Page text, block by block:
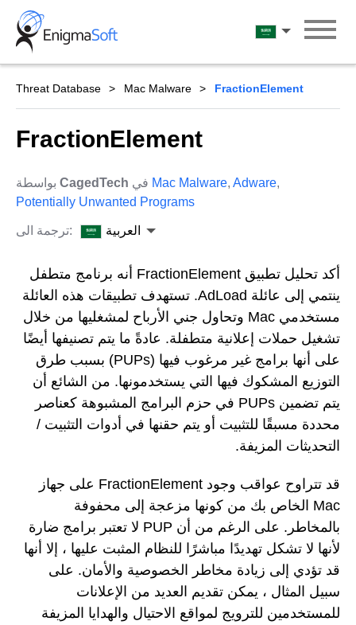
Skip
content
العربية
Threat Database Mac Malware FractionElement
FractionElement
CagedTech Mac Malware, Adware,
Potentially Unwanted Programs
ترجمة الى: العربية
أكد تحليل تطبيق FractionElement أنه برنامج متطفل
ينتمي إلى عائلة AdLoad. تستهدف تطبيقات هذه العائلة
مستخدمي Mac وتحاول جني الأرباح لمشغليها من خلال
تشغيل حملات إعلانية متطفلة. عادةً ما يتم تصنيفها أيضًا
على أنها برامج غير مرغوب فيها (PUPs) بسبب طرق
التوزيع المشكوك فيها التي يستخدمونها. من الشائع أن
يتم تضمين PUPs في حزم البرامج المشبوهة كعناصر
محددة مسبقًا للتثبيت أو يتم حقنها في أدوات التثبيت /
التحديثات المزيفة.
قد تتراوح عواقب وجود FractionElement على جهاز
Mac الخاص بك من كونها مزعجة إلى محفوفة
بالمخاطر. على الرغم من أن PUP لا تعتبر برامج ضارة
لأنها لا تشكل تهديدًا مباشرًا للنظام المثبت عليها ، إلا أنها
قد تؤدي إلى زيادة مخاطر الخصوصية والأمان. على
سبيل المثال ، يمكن تقديم العديد من الإعلانات
للمستخدمين للترويج لمواقع الاحتيال والهدايا المزيفة